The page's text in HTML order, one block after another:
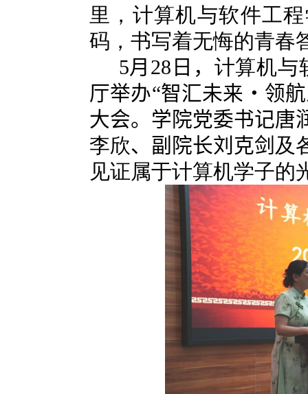
里，计算机与软件工
码，书写着无悔的青春
5月 28 日， 计算机与
厅举办“智汇未来・领
大会。学院党委书记唐
李欣、 副院长刘克剑 及
见证属于计算机学子的